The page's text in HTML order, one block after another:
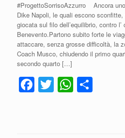
#ProgettoSorrisoAzzurro Ancora
Dike Napoli, le quali escono
giocata sul filo dell’equilibrio, contro
Benevento.Partono subito forte le
attaccare, senza grosse difficoltà, la
Coach Musco, chiudendo il primo
secondo quarto […]
F
a
T
wi
W
h